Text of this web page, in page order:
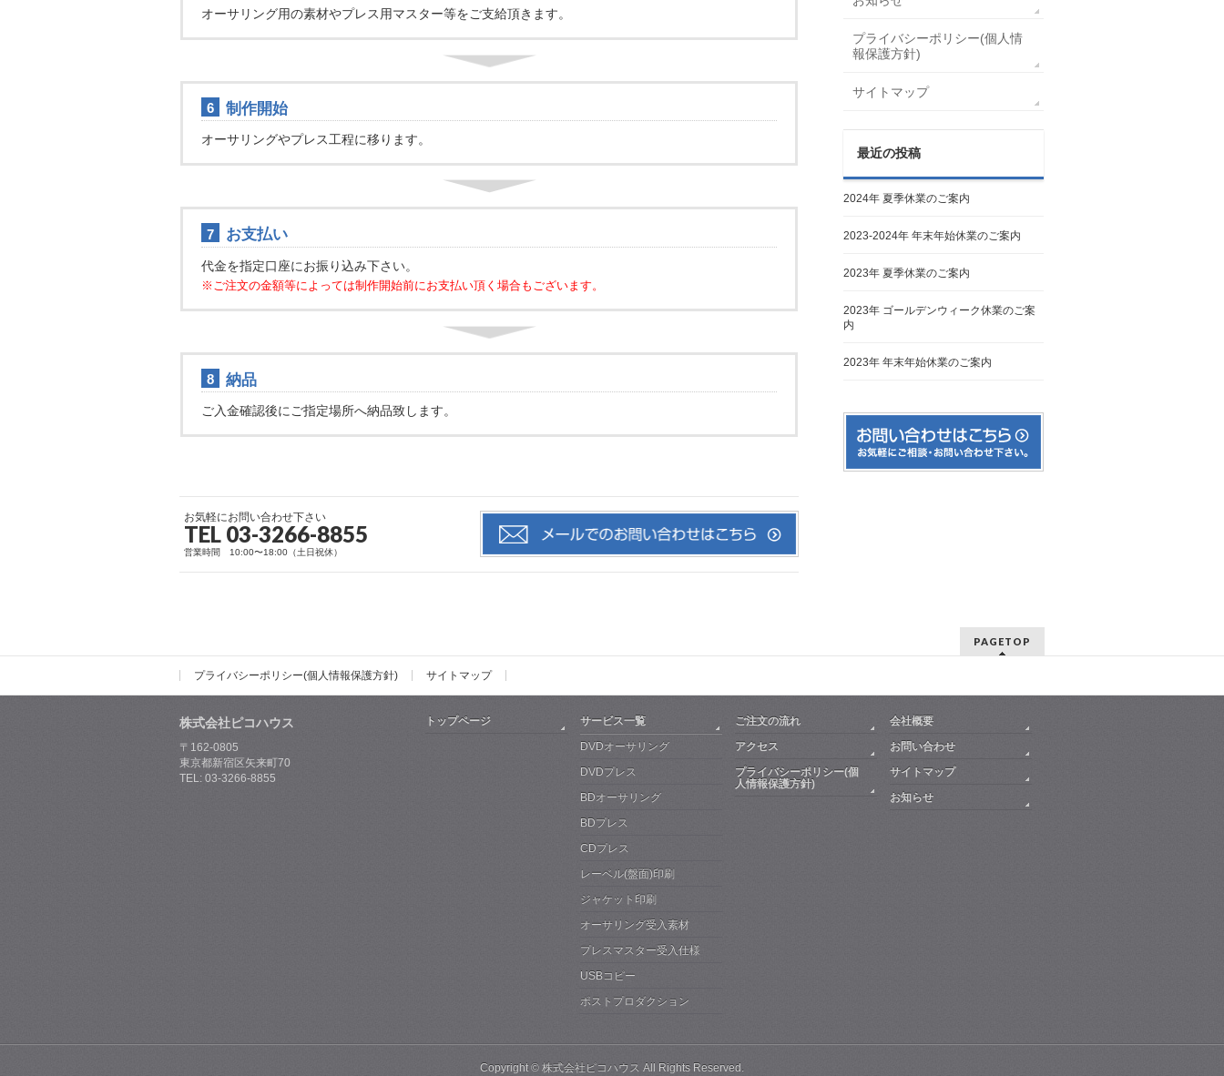
オーサリング用の素材やプレス用マスター等をご支給頂きます。
6 制作開始
オーサリングやプレス工程に移ります。
7 お支払い
代金を指定口座にお振り込み下さい。
※ご注文の金額等によっては制作開始前にお支払い頂く場合もございます。
8 納品
ご入金確認後にご指定場所へ納品致します。
お気軽にお問い合わせ下さい
TEL 03-3266-8855
営業時間 10:00〜18:00（土日祝休）
プライバシーポリシー(個人情
報保護方針)
サイトマップ
最近の投稿
2024年 夏季休業のご案内
2023-2024年 年末年始休業のご案内
2023年 夏季休業のご案内
2023年 ゴールデンウィーク休業のご案
内
2023年 年末年始休業のご案内
PAGETOP
プライバシーポリシー(個人情報保護方針) サイトマップ
株式会社ピコハウス
〒162-0805
東京都新宿区矢来町70
TEL: 03-3266-8855
トップページ
サービス一覧
DVDオーサリング
DVDプレス
BDオーサリング
BDプレス
CDプレス
レーベル(盤面)印刷
ジャケット印刷
オーサリング受入素材
プレスマスター受入仕様
USBコピー
ポストプロダクション
ご注文の流れ
会社概要
アクセス
お問い合わせ
プライバシーポリシー(個
人情報保護方針)
サイトマップ
お知らせ
Copyright © 株式会社ピコハウス All Rights Reserved.